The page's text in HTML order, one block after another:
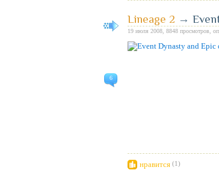
6
Lineage 2 →
19 июля 2008, 8848 просмотров,
нравится (1)